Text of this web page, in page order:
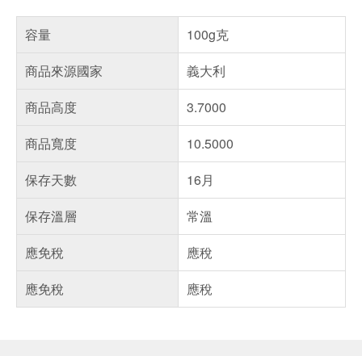
容量
100g克
商品來源國家
義大利
商品高度
3.7000
商品寬度
10.5000
保存天數
16月
保存溫層
常溫
應免稅
應稅
應免稅
應稅